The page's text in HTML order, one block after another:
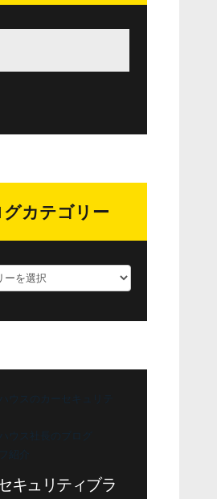
グカテゴリー